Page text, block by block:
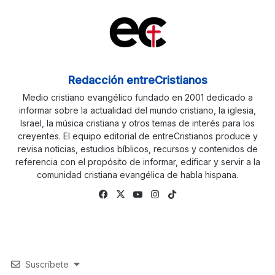
Redacción entreCristianos
Medio cristiano evangélico fundado en 2001 dedicado a
informar sobre la actualidad del mundo cristiano, la iglesia,
Israel, la música cristiana y otros temas de interés para los
creyentes. El equipo editorial de entreCristianos produce y
revisa noticias, estudios bíblicos, recursos y contenidos de
referencia con el propósito de informar, edificar y servir a la
comunidad cristiana evangélica de habla hispana.
Facebook
X YouTubeInstagram
Suscríbete